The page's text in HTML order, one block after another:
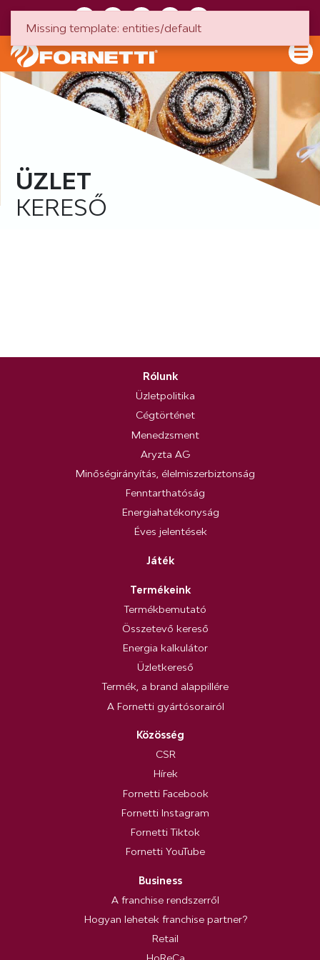
ÜZLET
KERESŐ
Rólunk
Üzletpolitika
Cégtörténet
Menedzsment
Aryzta AG
Minőségirányítás, élelmiszerbiztonság
Fenntarthatóság
Energiahatékonyság
Éves jelentések
Játék
Termékeink
Termékbemutató
Összetevő kereső
Energia kalkulátor
Üzletkereső
Termék, a brand alappillére
A Fornetti gyártósorairól
Közösség
CSR
Hírek
Fornetti Facebook
Fornetti Instagram
Fornetti Tiktok
Fornetti YouTube
Business
A franchise rendszerről
Hogyan lehetek franchise partner?
Retail
Missing template: entities/default